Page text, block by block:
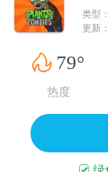
类型：
更新：
79°
热度
绿